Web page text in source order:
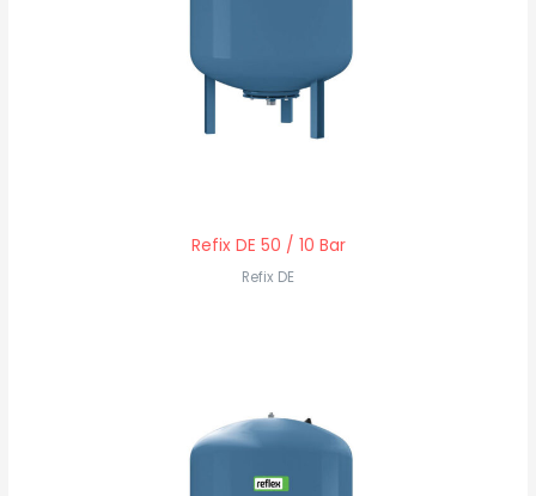
Refix DE 50 / 10 Bar
Refix DE